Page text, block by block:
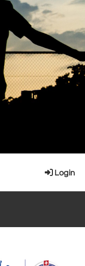
Login